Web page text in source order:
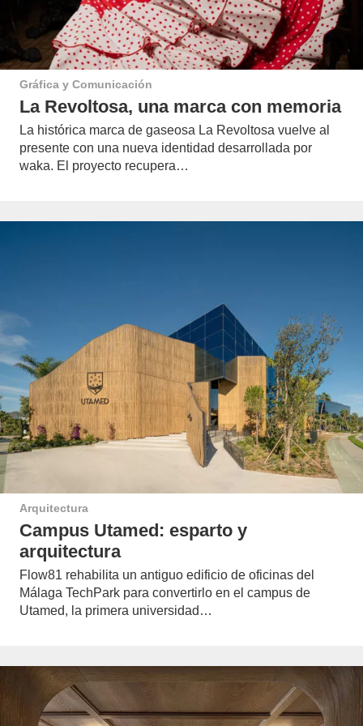
Gráfica y Comunicación
La Revoltosa, una marca con memoria
La histórica marca de gaseosa La Revoltosa vuelve al
presente con una nueva identidad desarrollada por
waka. El proyecto recupera…
Arquitectura
Campus Utamed: esparto y
arquitectura
Flow81 rehabilita un antiguo edificio de oficinas del
Málaga TechPark para convertirlo en el campus de
Utamed, la primera universidad…